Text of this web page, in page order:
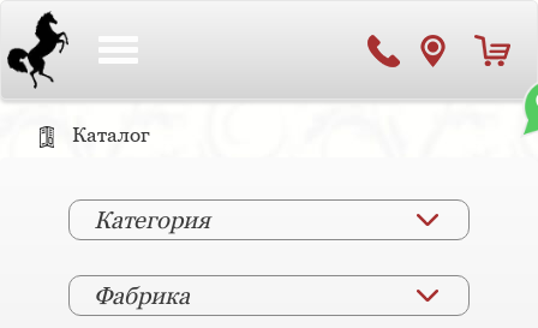
Каталог
Категория
Фабрика